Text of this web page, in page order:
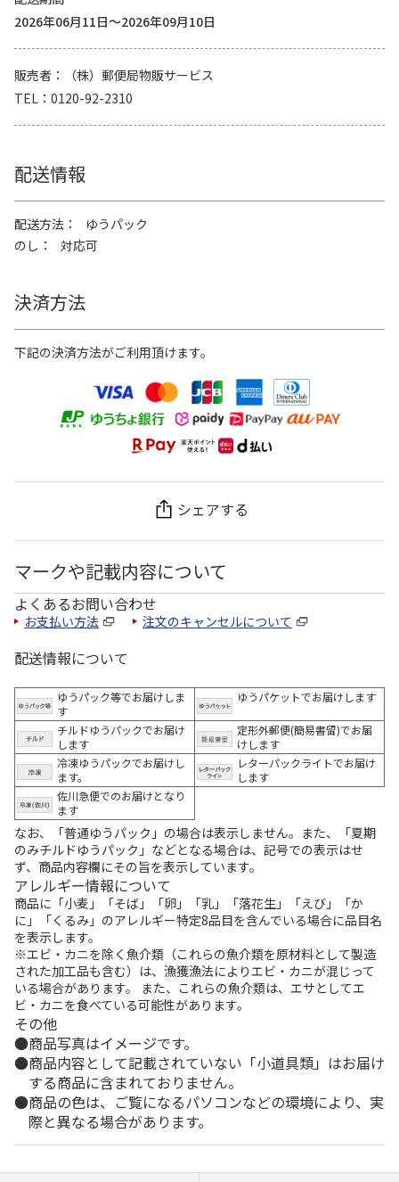
2026年06月11日～2026年09月10日
販売者
（株）郵便局物販サービス
TEL
0120-92-2310
配送情報
配送方法
ゆうパック
のし
対応可
決済方法
下記の決済方法がご利用頂けます。
シェアする
マークや記載内容について
よくあるお問い合わせ
お支払い方法 注文のキャンセルについて
配送情報について
ゆうパック等でお届けしま
す
ゆうパケットでお届けします
チルドゆうパックでお届け
します
定形外郵便(簡易書留)でお届
けします
冷凍ゆうパックでお届けし
ます。
レターパックライトでお届け
します
佐川急便でのお届けとなり
ます
なお、「普通ゆうパック」の場合は表示しません。また、「夏期
のみチルドゆうパック」などとなる場合は、記号での表示はせ
ず、商品内容欄にその旨を表示しています。
アレルギー情報について
商品に「小麦」「そば」「卵」「乳」「落花生」「えび」「か
に」「くるみ」のアレルギー特定8品目を含んでいる場合に品目名
を表示します。
※エビ・カニを除く魚介類（これらの魚介類を原材料として製造
された加工品も含む）は、漁獲漁法によりエビ・カニが混じって
いる場合があります。 また、これらの魚介類は、エサとしてエ
ビ・カニを食べている可能性があります。
その他
商品写真はイメージです。
商品内容として記載されていない「小道具類」はお届け
する商品に含まれておりません。
商品の色は、ご覧になるパソコンなどの環境により、実
際と異なる場合があります。